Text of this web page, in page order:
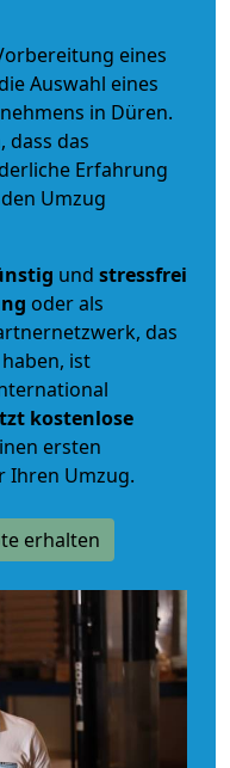
eines
Auswahl eines
in Düren.
dass das
Erfahrung
Umzug
und stressfrei
oder als
das
ist
kostenlose
ersten
Ihren Umzug.
erhalten